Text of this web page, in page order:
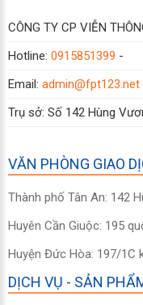
CÔNG TY CP VIỄN
Hotline: 0915851399 -
Email: admin@fpt123.net
Trụ sở: Số 142 Hùng
VĂN PHÒNG GIAO
Thành phố Tân An: 142
Huyên Cần Giuộc: 195
Huyện Đức Hòa: 197/1C
DỊCH VỤ - SẢN